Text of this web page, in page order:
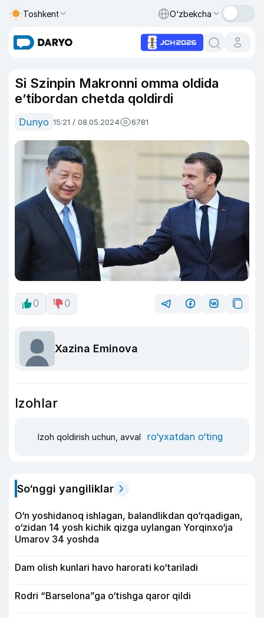
Toshkent O‘zbekcha
Si Szinpin Makronni omma oldida
eʼtibordan chetda qoldirdi
Dunyo 15:21 / 08.05.2024 6781
0 0
Xazina Eminova
Izohlar
Izoh qoldirish uchun, avval ro‘yxatdan o‘ting
So‘nggi yangiliklar
O‘n yoshidanoq ishlagan, balandlikdan qo‘rqadigan,
o‘zidan 14 yosh kichik qizga uylangan Yorqinxo‘ja
Umarov 34 yoshda
Dam olish kunlari havo harorati ko‘tariladi
Rodri “Barselona”ga o‘tishga qaror qildi